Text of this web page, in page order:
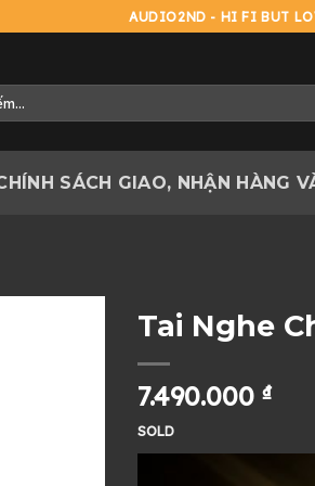
AUDIO2ND - HI FI BUT
SÁCH GIAO, NHẬN HÀNG
Tai Nghe
7.490.000 ₫
SOLD